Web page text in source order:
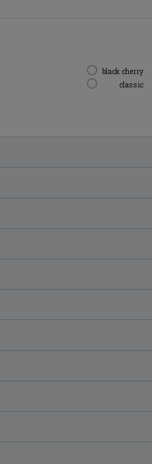
black cherry
classic